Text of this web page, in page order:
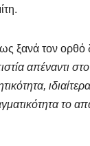
ξανά τον
απέναντι
το